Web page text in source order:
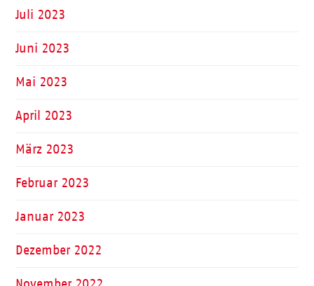
Juli 2023
Juni 2023
Mai 2023
April 2023
März 2023
Februar 2023
Januar 2023
Dezember 2022